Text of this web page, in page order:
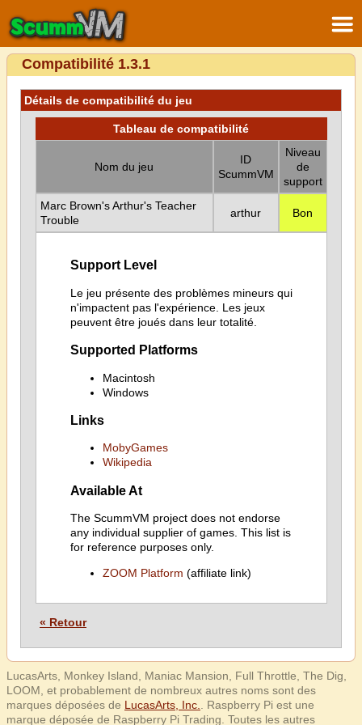
Compatibilité 1.3.1
Détails de compatibilité du jeu
Tableau de compatibilité
Nom du jeu
ID
ScummVM
Niveau
de
support
Marc Brown's Arthur's Teacher
Trouble
arthur Bon
Support Level
Le jeu présente des problèmes mineurs qui
n'impactent pas l'expérience. Les jeux
peuvent être joués dans leur totalité.
Supported Platforms
Macintosh
Windows
Links
MobyGames
Wikipedia
Available At
The ScummVM project does not endorse
any individual supplier of games. This list is
for reference purposes only.
ZOOM Platform (affiliate link)
« Retour
LucasArts, Monkey Island, Maniac Mansion, Full Throttle, The Dig,
LOOM, et probablement de nombreux autres noms sont des
marques déposées de LucasArts, Inc.
. Raspberry Pi est une
marque déposée de Raspberry Pi Trading. Toutes les autres